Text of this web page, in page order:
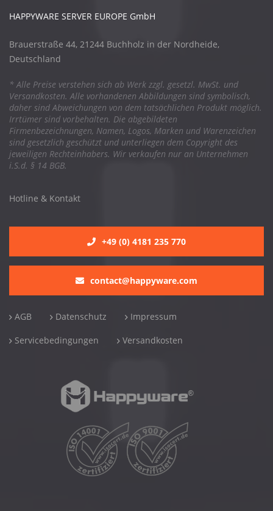
HAPPYWARE SERVER EUROPE GmbH
Brauerstraße 44, 21244 Buchholz in der Nordheide,
Deutschland
* Alle Preise verstehen sich ab Werk zzgl. gesetzl. MwSt. und
Versandkosten. Alle vorhandenen Abbildungen sind symbolisch,
daher sind Abweichungen von dem tatsächlichen Produkt möglich.
Irrtümer sind vorbehalten. Die abgebildeten
Firmenbezeichnungen, Namen, Logos, Marken und Warenzeichen
sind gesetzlich geschützt und unterliegen dem Copyright des
jeweiligen Rechteinhabers. Wir verkaufen nur an Unternehmen
i.S.d. § 14 BGB.
Hotline & Kontakt
+49 (0) 4181 235 770
contact@happyware.com
AGB Datenschutz Impressum
Servicebedingungen Versandkosten